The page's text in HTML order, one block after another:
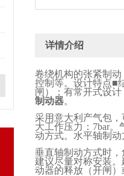
详情介绍
卷绕机构的张紧制
控制等。设计特点■
闸）；有常开式设
制动器。
采用意大利产气包
大工作压力： 7bar。
动方式。水平轴制
垂直轴制动方式时
建议尽量对称安装
动器的释放（开闸